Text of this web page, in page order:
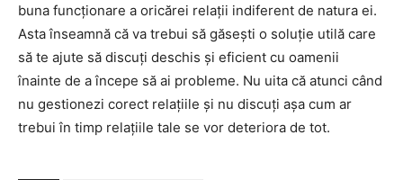
buna funcționare a oricărei relații indiferent de natura ei.
Asta înseamnă că va trebui să găsești o soluție utilă care
să te ajute să discuți deschis și eficient cu oamenii
înainte de a începe să ai probleme. Nu uita că atunci când
nu gestionezi corect relațiile și nu discuți așa cum ar
trebui în timp relațiile tale se vor deteriora de tot.